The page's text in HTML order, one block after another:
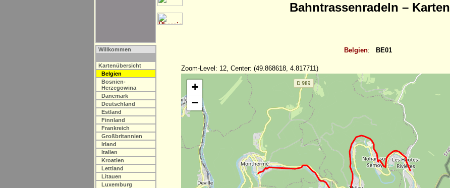
Bahntrassenradeln – Karten
Willkommen
Kartenübersicht
Belgien
Bosnien-
Herzegowina
Dänemark
Deutschland
Estland
Finnland
Frankreich
Großbritannien
Irland
Italien
Kroatien
Lettland
Litauen
Luxemburg
Belgien: BE01
Zoom-Level: 12, Center: (49.868618, 4.817711)
+
−